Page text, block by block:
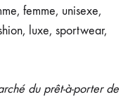
femme, unisexe,
luxe, sportwear,
du prêt-à-porter de